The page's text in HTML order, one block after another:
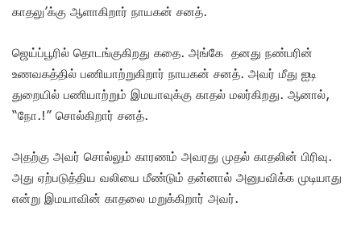
காதலு’க்கு ஆளாகிறார் நாயகன் சனத்.
ஜெய்ப்பூரில் தொடங்குகிறது கதை. அங்கே தனது நண்பரின்
உணவகத்தில் பணியாற்றுகிறார் நாயகன் சனத். அவர் மீது ஐடி
துறையில் பணியாற்றும் இமயாவுக்கு காதல் மலர்கிறது. ஆனால்,
“நோ.!” சொல்கிறார் சனத்.
அதற்கு அவர் சொல்லும் காரணம் அவரது முதல் காதலின் பிரிவு.
அது ஏற்படுத்திய வலியை மீண்டும் தன்னால் அனுபவிக்க முடியாது
என்று இமயாவின் காதலை மறுக்கிறார் அவர்.